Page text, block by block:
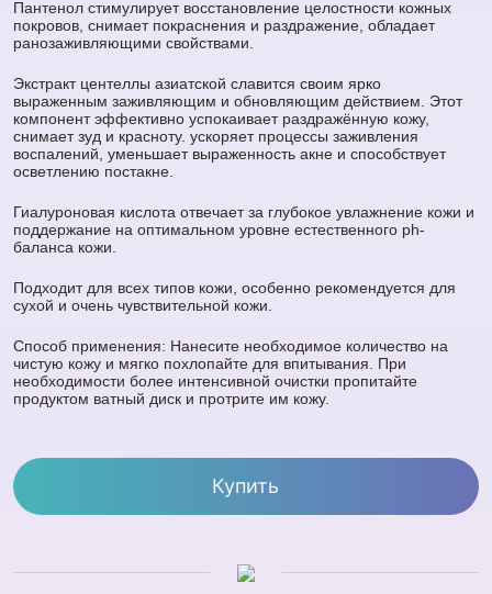
Пантенол стимулирует восстановление целостности кожных
покровов, снимает покраснения и раздражение, обладает
ранозаживляющими свойствами.
Экстракт центеллы азиатской славится своим ярко
выраженным заживляющим и обновляющим действием. Этот
компонент эффективно успокаивает раздражённую кожу,
снимает зуд и красноту. ускоряет процессы заживления
воспалений, уменьшает выраженность акне и способствует
осветлению постакне.
Гиалуроновая кислота отвечает за глубокое увлажнение кожи и
поддержание на оптимальном уровне естественного ph-
баланса кожи.
Подходит для всех типов кожи, особенно рекомендуется для
сухой и очень чувствительной кожи.
Способ применения: Нанесите необходимое количество на
чистую кожу и мягко похлопайте для впитывания. При
необходимости более интенсивной очистки пропитайте
продуктом ватный диск и протрите им кожу.
Купить